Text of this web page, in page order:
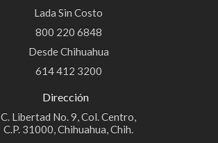
Lada Sin Costo
800 220 6848
Desde Chihuahua
614 412 3200
Dirección
C. Libertad No. 9, Col. Centro,
C.P. 31000, Chihuahua, Chih.